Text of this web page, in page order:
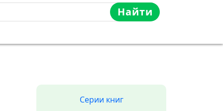
Найти
Серии книг